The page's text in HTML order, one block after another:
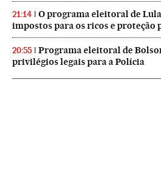
21:14
O programa eleitoral de
impostos para os ricos e proteção
20:55
Programa eleitoral de
privilégios legais para a Polícia